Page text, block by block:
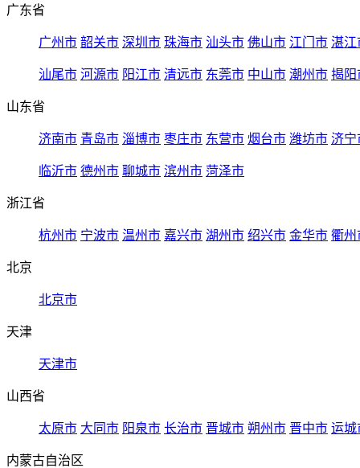
广东省
广州市 韶关市 深圳市 珠海市 汕头市 佛山市 江门市 湛江
汕尾市 河源市 阳江市 清远市 东莞市 中山市 潮州市 揭阳
山东省
济南市 青岛市 淄博市 枣庄市 东营市 烟台市 潍坊市 济宁
临沂市 德州市 聊城市 滨州市 菏泽市
浙江省
杭州市 宁波市 温州市 嘉兴市 湖州市 绍兴市 金华市 衢州
北京
北京市
天津
天津市
山西省
太原市 大同市 阳泉市 长治市 晋城市 朔州市 晋中市 运城
内蒙古自治区